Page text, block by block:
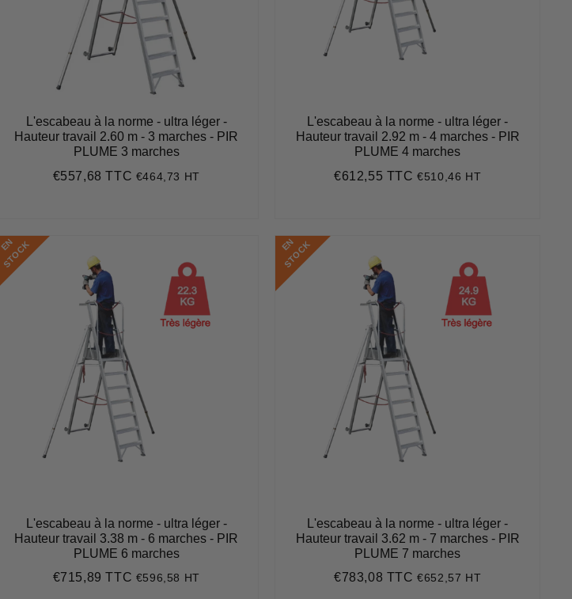
L'escabeau à la norme - ultra léger -
Hauteur travail 2.60 m - 3 marches - PIR
PLUME 3 marches
Prix
€557,68 TTC €557,68
€464,73 HT
L'escabeau à la norme - ultra léger -
Hauteur travail 2.92 m - 4 marches - PIR
PLUME 4 marches
Prix
€612,55 TTC€612,55
€510,46 HT
E
N
S
T
O
C
K
L'escabeau à la norme - ultra léger -
Hauteur travail 3.38 m - 6 marches - PIR
PLUME 6 marches
Prix
€715,89 TTC €715,89
€596,58 HT
E
N
S
T
O
C
K
L'escabeau à la norme - ultra léger -
Hauteur travail 3.62 m - 7 marches - PIR
PLUME 7 marches
Prix
€783,08 TTC€783,08
€652,57 HT